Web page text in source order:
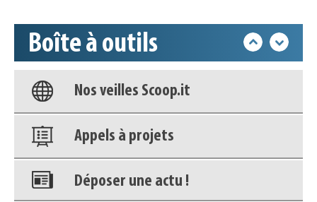
Boîte à outils
Base documentaire
Nos veilles Scoop.it
Appels à projets
Déposer une actu !